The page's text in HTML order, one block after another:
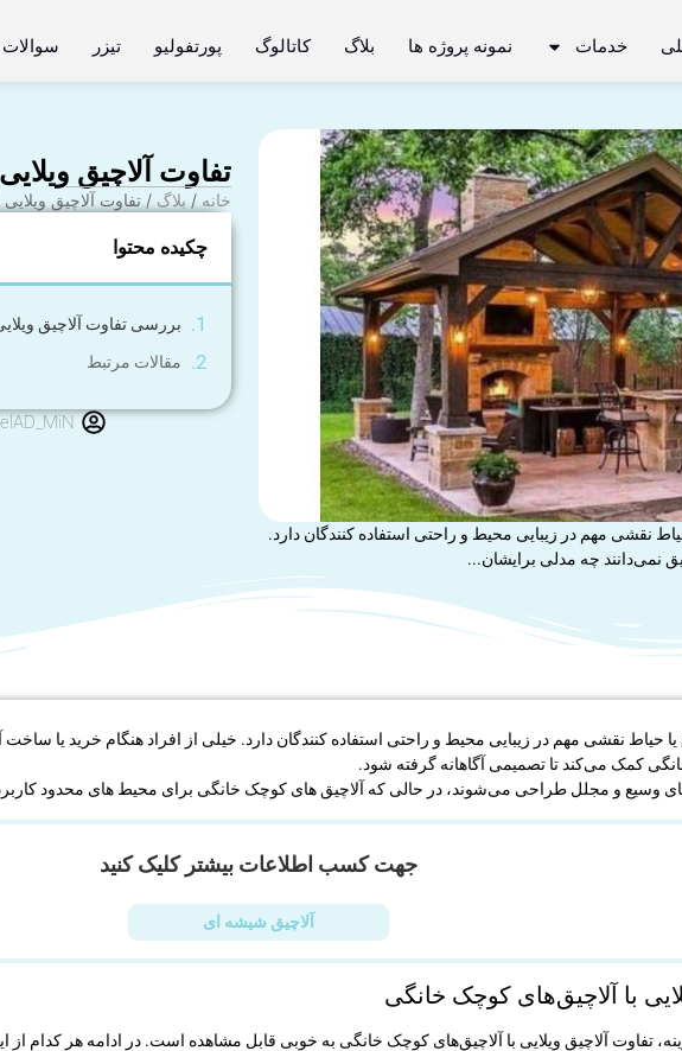
خدمات نمونه پروژه ها بلاگ کاتالوگ پورتفولیو تیزر سوالات
نقشی مهم در زیبایی محیط و راحتی استفاده‌ کنندگان دارد.
نمی‌دانند چه مدلی برایشان...
تفاوت آلاچیق
خانه / بلاگ / تفاوت آلاچیق
چکیده محتوا
بررسی تفاوت آلاچیق
مقالات مرتبط
یا حیاط نقشی مهم در زیبایی محیط و راحتی استفاده‌ کنندگان دارد. خیلی از افراد هنگام خرید یا
کمک می‌کند تا تصمیمی آگاهانه گرفته شود.
وسیع و مجلل طراحی می‌شوند، در حالی که آلاچیق ‌های کوچک خانگی برای محیط ‌های محدود
جهت کسب اطلاعات بیشتر کلیک کنید
آلاچیق شیشه ای
با آلاچیق‌های کوچک خانگی
تفاوت آلاچیق ویلایی با آلاچیق‌های کوچک خانگی به ‌خوبی قابل مشاهده است. در ادامه هر کدام از